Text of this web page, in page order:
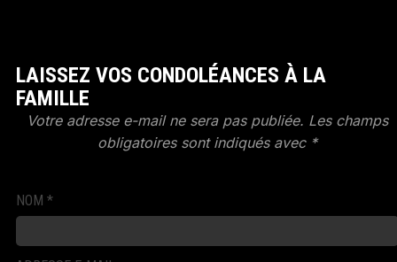
LAISSEZ VOS CONDOLÉANCES À LA
FAMILLE
Votre adresse e-mail ne sera pas publiée. Les champs
obligatoires sont indiqués avec *
NOM *